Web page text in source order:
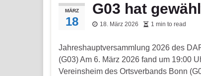
MÄRZ
18
G03 hat
18. März 2026 1 min to read
Jahreshauptversammlung 2026 des
(G03) Am 6. März 2026 fand um 19:00
Vereinsheim des Ortsverbands Bonn